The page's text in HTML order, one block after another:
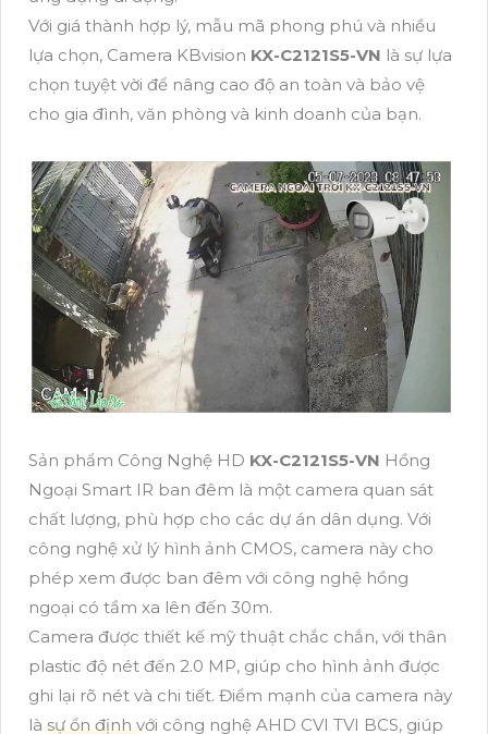
Với giá thành hợp lý, mẫu mã phong phú và nhiều
lựa chọn, Camera KBvision KX-C2121S5-VN là sự lựa
chọn tuyệt vời để nâng cao độ an toàn và bảo vệ
cho gia đình, văn phòng và kinh doanh của bạn.
Sản phẩm Công Nghệ HD KX-C2121S5-VN Hồng
Ngoại Smart IR ban đêm là một camera quan sát
chất lượng, phù hợp cho các dự án dân dụng. Với
công nghệ xử lý hình ảnh CMOS, camera này cho
phép xem được ban đêm với công nghệ hồng
ngoại có tầm xa lên đến 30m.
Camera được thiết kế mỹ thuật chắc chắn, với thân
plastic độ nét đến 2.0 MP, giúp cho hình ảnh được
ghi lại rõ nét và chi tiết. Điểm mạnh của camera này
là sự ổn định với công nghệ AHD CVI TVI BCS, giúp